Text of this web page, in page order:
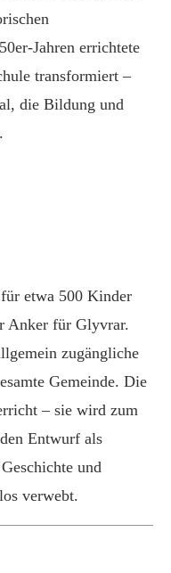
Jahren errichtete
transformiert –
die Bildung und
etwa 500 Kinder
Anker für Glyvrar.
zugängliche
Gemeinde. Die
– sie wird zum
Entwurf als
und
verwebt.